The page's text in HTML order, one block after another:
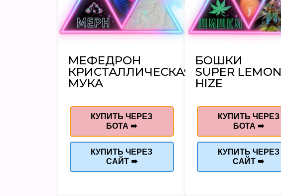
МЕФЕДРОН
КРИСТАЛЛИЧЕСКАЯ
МУКА
КУПИТЬ ЧЕРЕЗ
БОТА ➠
КУПИТЬ ЧЕРЕЗ
САЙТ ➠
БОШКИ
SUPER LEMON
HIZE
КУПИТЬ ЧЕРЕЗ
БОТА ➠
КУПИТЬ ЧЕРЕЗ
САЙТ ➠